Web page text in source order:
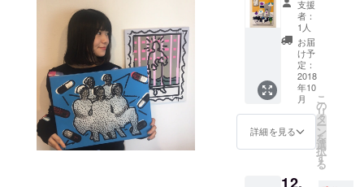
カード1
枚/ 絵柄
ランダ
ム (直筆
サイン&
お礼
メッ
セージ
入) + ス
テッ
トメー
ト no.1
( F4
キャン
バス :
33.3cm
24.2cm
) 各エ
ディ
ション
50 / 手
書きナ
入 / 直筆
支援
者：
1人
お届
け予
定：
2018
年10
月
詳細を見る
こ
の
リ
タ
ー
ン
を
選
択
す
る
12,